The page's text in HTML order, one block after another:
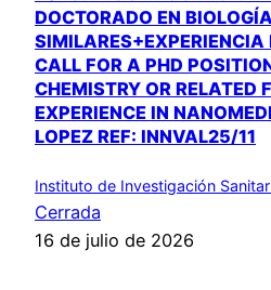
DOCTORADO EN
CALL FOR A PHD
CHEMISTRY OR RELATED
EXPERIENCE IN
LOPEZ REF: INNVAL25/11
Instituto de Investigación
Cerrada
16 de julio de 2026